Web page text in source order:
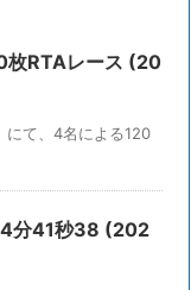
枚RTAレース (20
にて、4名による120
分41秒38 (202